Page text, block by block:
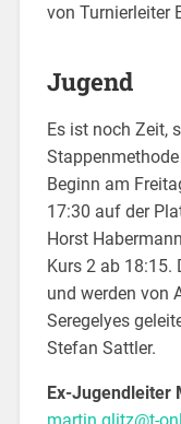
von Turnierleiter
Jugend
Es ist noch Zeit,
Beginn am
17:30 auf der
Horst
Kurs 2 ab 18:15.
und werden von
Seregelyes
Stefan Sattler.
Ex-Jugendleiter